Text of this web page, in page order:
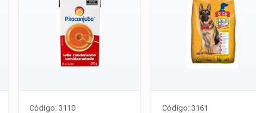
Código: 3110 Código: 3161